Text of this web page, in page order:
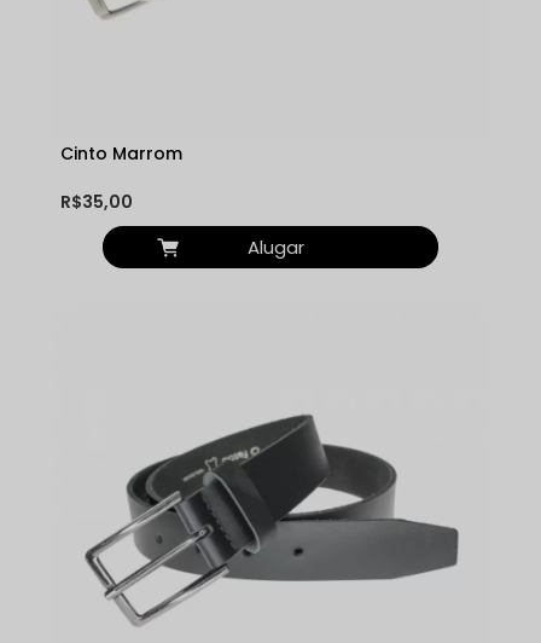
Cinto Marrom
R$35,00
Alugar